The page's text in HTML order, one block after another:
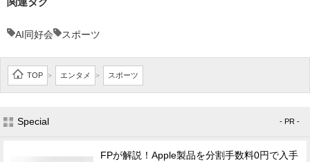
AI同好会 スポーツ
TOP > エンタメ > スポーツ
Special - PR -
FPが解説！Apple製品を分割手数料0円で入手